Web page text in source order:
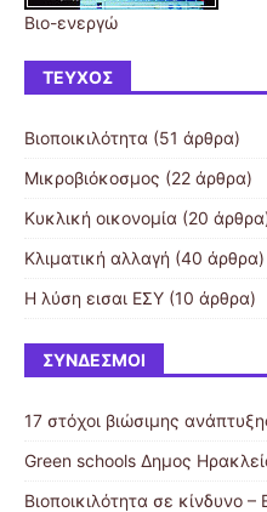
Βιο-ενεργώ
ΤΕΎΧΟΣ
Βιοποικιλότητα (51 άρθρα)
Μικροβιόκοσμος (22 άρθρα)
Κυκλική οικονομία (20
Κλιματική αλλαγή (40 άρθρα)
Η λύση εισαι ΕΣΥ (10 άρθρα)
ΣΎΝΔΕΣΜΟΙ
17 στόχοι βιώσιμης
Green schools Δημος
Βιοποικιλότητα σε κίνδυνο –